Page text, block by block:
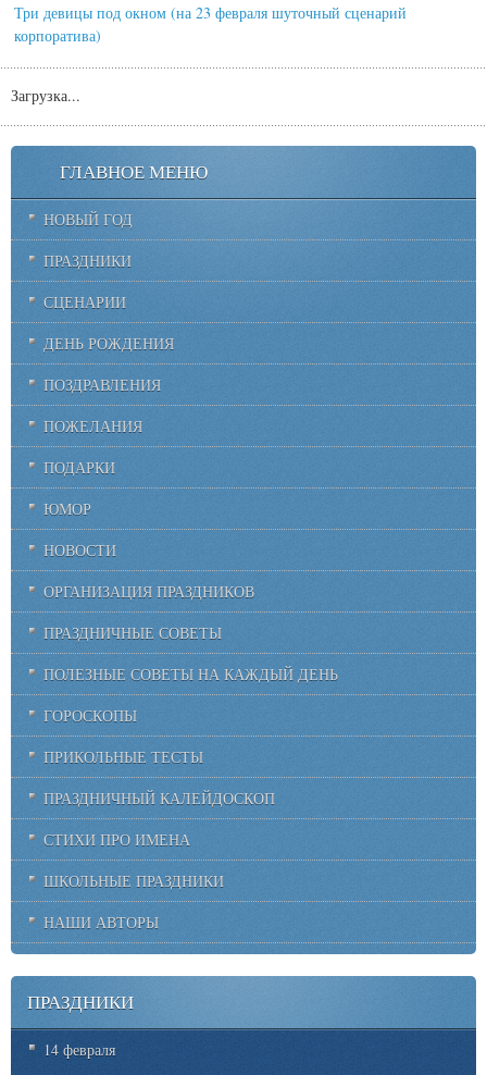
Три девицы под окном (на 23 февраля шуточный сценарий
корпоратива)
Загрузка...
ГЛАВНОЕ МЕНЮ
НОВЫЙ ГОД
ПРАЗДНИКИ
СЦЕНАРИИ
ДЕНЬ РОЖДЕНИЯ
ПОЗДРАВЛЕНИЯ
ПОЖЕЛАНИЯ
ПОДАРКИ
ЮМОР
НОВОСТИ
ОРГАНИЗАЦИЯ ПРАЗДНИКОВ
ПРАЗДНИЧНЫЕ СОВЕТЫ
ПОЛЕЗНЫЕ СОВЕТЫ НА КАЖДЫЙ ДЕНЬ
ГОРОСКОПЫ
ПРИКОЛЬНЫЕ ТЕСТЫ
ПРАЗДНИЧНЫЙ КАЛЕЙДОСКОП
СТИХИ ПРО ИМЕНА
ШКОЛЬНЫЕ ПРАЗДНИКИ
НАШИ АВТОРЫ
ПРАЗДНИКИ
14 февраля